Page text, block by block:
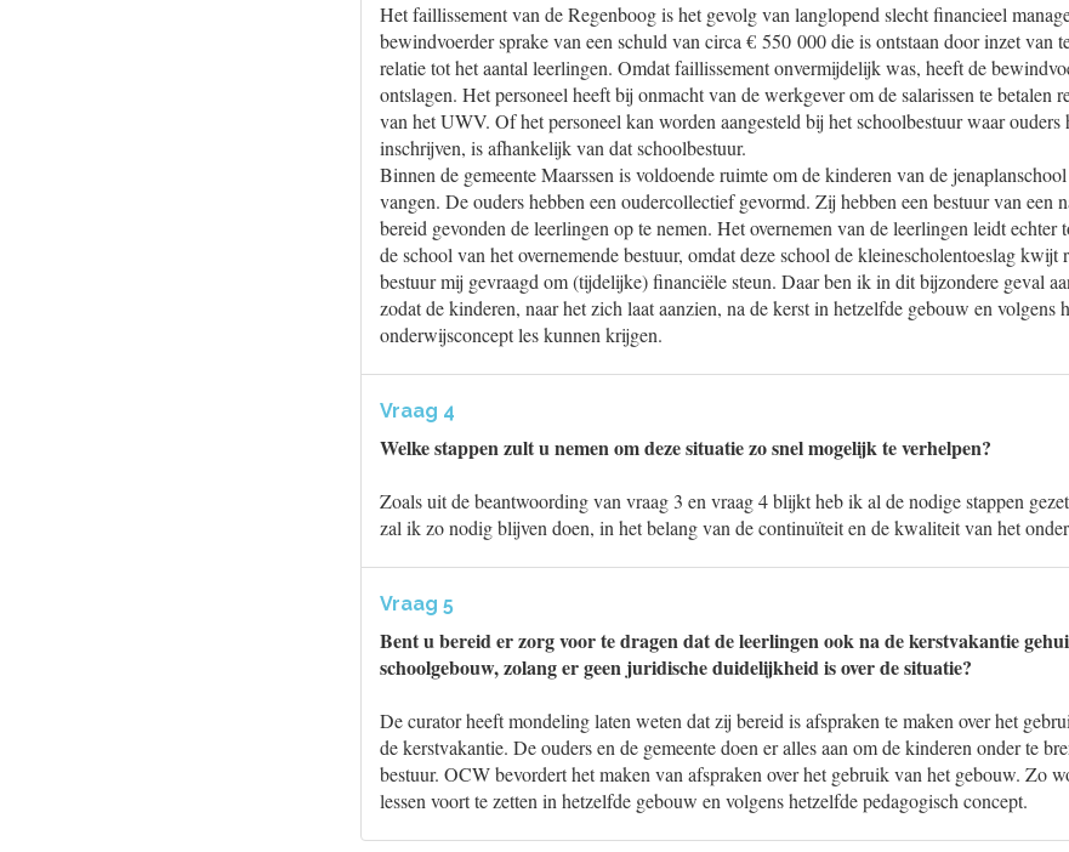
Het faillissement van de Regenboog is het gevolg van langlopend slecht financieel
bewindvoerder sprake van een schuld van circa € 550 000 die is ontstaan door inzet van
relatie tot het aantal leerlingen. Omdat faillissement onvermijdelijk was, heeft de
ontslagen. Het personeel heeft bij onmacht van de werkgever om de salarissen te betalen
van het UWV. Of het personeel kan worden aangesteld bij het schoolbestuur waar ouders
inschrijven, is afhankelijk van dat schoolbestuur.
Binnen de gemeente Maarssen is voldoende ruimte om de kinderen van de
vangen. De ouders hebben een oudercollectief gevormd. Zij hebben een bestuur van een
bereid gevonden de leerlingen op te nemen. Het overnemen van de leerlingen leidt echter
de school van het overnemende bestuur, omdat deze school de kleinescholentoeslag
bestuur mij gevraagd om (tijdelijke) financiële steun. Daar ben ik in dit bijzondere geval
zodat de kinderen, naar het zich laat aanzien, na de kerst in hetzelfde gebouw en volgens
onderwijsconcept les kunnen krijgen.
Vraag 4
Welke stappen zult u nemen om deze situatie zo snel mogelijk te verhelpen?
Zoals uit de beantwoording van vraag 3 en vraag 4 blijkt heb ik al de nodige stappen
zal ik zo nodig blijven doen, in het belang van de continuïteit en de kwaliteit van het
Vraag 5
Bent u bereid er zorg voor te dragen dat de leerlingen ook na de kerstvakantie
schoolgebouw, zolang er geen juridische duidelijkheid is over de situatie?
De curator heeft mondeling laten weten dat zij bereid is afspraken te maken over het
de kerstvakantie. De ouders en de gemeente doen er alles aan om de kinderen onder te
bestuur. OCW bevordert het maken van afspraken over het gebruik van het gebouw. Zo
lessen voort te zetten in hetzelfde gebouw en volgens hetzelfde pedagogisch concept.